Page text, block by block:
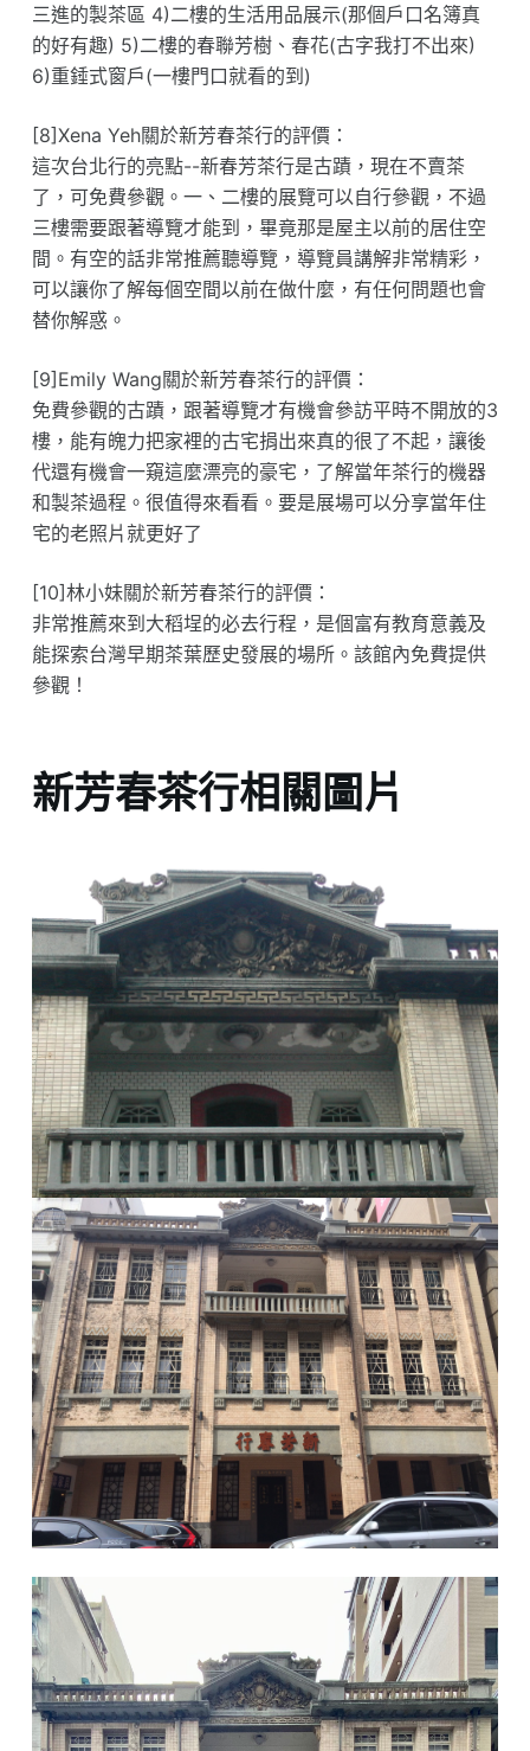
三進的製茶區 4)二樓的生活用品展示(那個戶口名簿真
的好有趣) 5)二樓的春聯芳樹、春花(古字我打不出來)
6)重錘式窗戶(一樓門口就看的到)
[8]Xena Yeh關於新芳春茶行的評價：
這次台北行的亮點--新春芳茶行是古蹟，現在不賣茶
了，可免費參觀。一、二樓的展覽可以自行參觀，不過
三樓需要跟著導覽才能到，畢竟那是屋主以前的居住空
間。有空的話非常推薦聽導覽，導覽員講解非常精彩，
可以讓你了解每個空間以前在做什麼，有任何問題也會
替你解惑。
[9]Emily Wang關於新芳春茶行的評價：
免費參觀的古蹟，跟著導覽才有機會參訪平時不開放的3
樓，能有魄力把家裡的古宅捐出來真的很了不起，讓後
代還有機會一窺這麼漂亮的豪宅，了解當年茶行的機器
和製茶過程。很值得來看看。要是展場可以分享當年住
宅的老照片就更好了
[10]林小妹關於新芳春茶行的評價：
非常推薦來到大稻埕的必去行程，是個富有教育意義及
能探索台灣早期茶葉歷史發展的場所。該館內免費提供
參觀！
新芳春茶行相關圖片